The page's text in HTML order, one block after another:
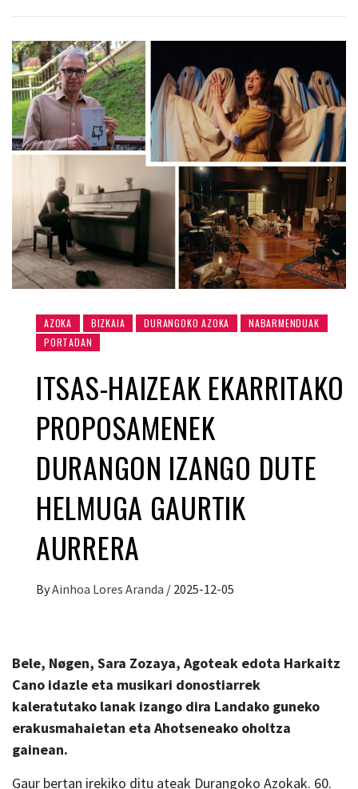
AZOKA BIZKAIA DURANGOKO AZOKA
NABARMENDUAK
PORTADAN
ITSAS-HAIZEAK EKARRITAKO
PROPOSAMENEK
DURANGON IZANGO DUTE
HELMUGA GAURTIK
AURRERA
ByAinhoa Lores Aranda / 2025-12-05
Bele, Nøgen, Sara Zozaya, Agoteak edota Harkaitz
Cano idazle eta musikari donostiarrek
kaleratutako lanak izango dira Landako guneko
erakusmahaietan eta Ahotseneako oholtza
gainean.
Gaur bertan irekiko ditu ateak Durangoko Azokak. 60.